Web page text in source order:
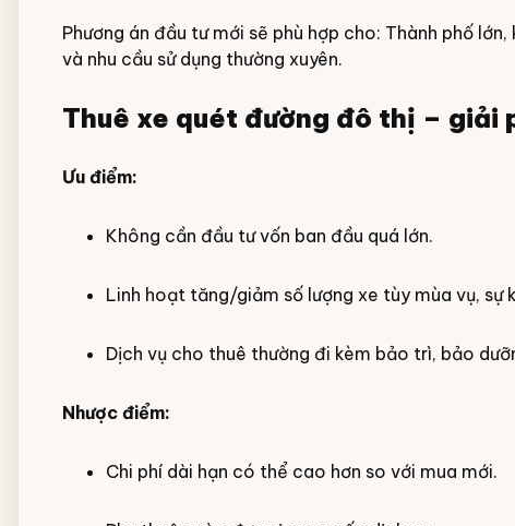
Phương án đầu tư mới sẽ phù hợp cho: Thành phố
và nhu cầu sử dụng thường xuyên.
Thuê xe quét đường đô thị – giải
Ưu điểm:
Không cần đầu tư vốn ban đầu quá lớn.
Linh hoạt tăng/giảm số lượng xe tùy mùa vụ, sự
Dịch vụ cho thuê thường đi kèm bảo trì, bảo
Nhược điểm:
Chi phí dài hạn có thể cao hơn so với mua mới.